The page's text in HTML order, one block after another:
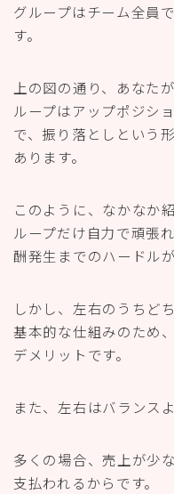
グループはチーム全員
す。
上の図の通り、あなた
ループはアップポジシ
で、振り落としという
あります。
このように、なかなか
ループだけ自力で頑張
酬発生までのハードル
しかし、左右のうちど
基本的な仕組みのため
デメリットです。
また、左右はバランス
多くの場合、売上が少
支払われるからです。